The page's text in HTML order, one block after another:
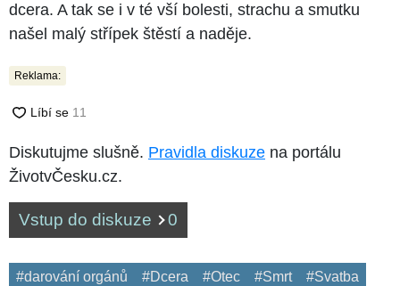
dcera. A tak se i v té vší bolesti, strachu a smutku
našel malý střípek štěstí a naděje.
Reklama:
Diskutujme slušně. Pravidla diskuze na portálu
ŽivotvČesku.cz.
Vstup do diskuze 0
#darování orgánů #Dcera #Otec #Smrt
#Svatba